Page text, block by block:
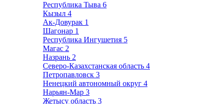
Республика Тыва 6
Кызыл 4
Ак-Довурак 1
Шагонар 1
Республика Ингушетия 5
Магас 2
Назрань 2
Северо-Казахстанская область 4
Петропавловск 3
Ненецкий автономный округ 4
Нарьян-Мар 3
Жетысу область 3